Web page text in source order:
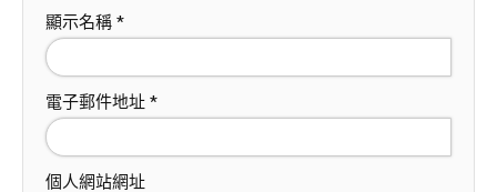
顯示名稱 *
電子郵件地址 *
個人網站網址